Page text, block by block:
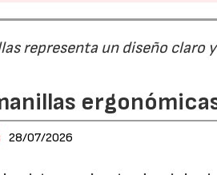
representa un diseño
28/07/2026